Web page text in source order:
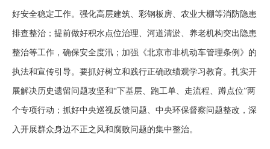
好安全稳定工作。强化高层建筑、彩钢板房、农业大棚等消防隐患
排查整治；提前做好积水点位治理、河道清淤、养老机构突出隐患
整治等工作，确保安全度汛；加强《北京市非机动车管理条例》的
执法和宣传引导。要抓好树立和践行正确政绩观学习教育。扎实开
展解决历史遗留问题攻坚和“下基层、跑工单、走流程、蹲点位”两
个专项行动；抓好中央巡视反馈问题、中央环保督察问题整改，深
入开展群众身边不正之风和腐败问题的集中整治。